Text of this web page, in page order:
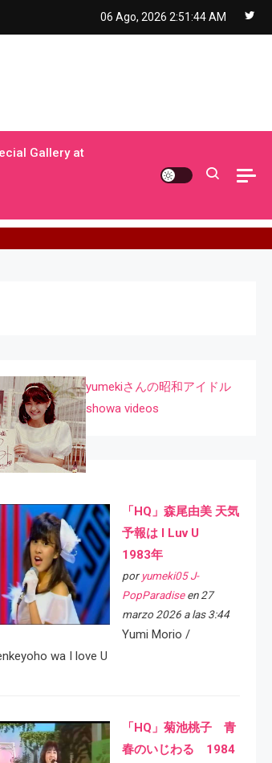
06 Ago, 2026 2:51:45 AM
Gallery at
yumekiさんの昭和アイドル
showa videos
「HQ」森尾由美 天気
予報は I Luv U
1983年
por yumeki05 J-
PopParadiseen 27
marzo 2026 a las 3:44
Yumi Morio /
wa I love U
「HQ」菊池桃子 青
春のいじわる 1984